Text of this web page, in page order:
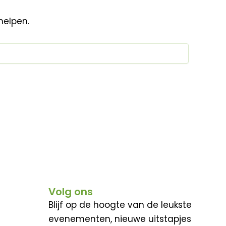
Volg ons
Blijf op de hoogte van de leukste
evenementen, nieuwe uitstapjes